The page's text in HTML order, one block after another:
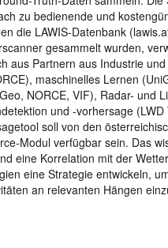
zu bedienende und
die LAWIS-Datenbank
gesammelt wurden,
aus Partnern aus Industrie
maschinelles Lernen
NORCE, VIF), Radar- und
und -vorhersage
soll von den
Modul verfügbar sein. Das
eine Korrelation mit der
eine Strategie entwickeln,
an relevanten Hängen